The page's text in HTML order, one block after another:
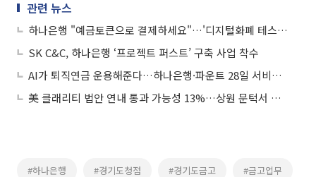
관련 뉴스
하나은행 "예금토큰으로 결제하세요"…'디지털화폐 테스트' 참여
SK C&C, 하나은행 ‘프로젝트 퍼스트’ 구축 사업 착수
AI가 퇴직연금 운용해준다…하나은행·파운트 28일 서비스 시작
美 클래리티 법안 연내 통과 가능성 13%…상원 문턱서 제동
#하나은행 #경기도청점 #경기도금고 #금고업무